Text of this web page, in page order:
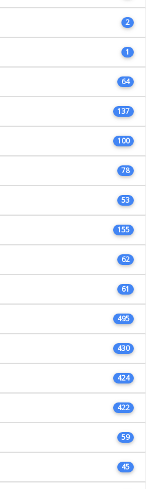
2
1
64
137
100
78
53
155
62
61
495
430
424
422
59
45